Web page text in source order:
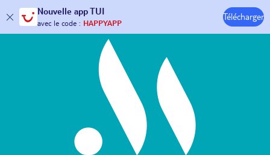
Nouvelle app TUI
30€ offerts*sur votrevoyage !
avec le code :HAPPYAPP
Télécharger
Hôtels & Clubs